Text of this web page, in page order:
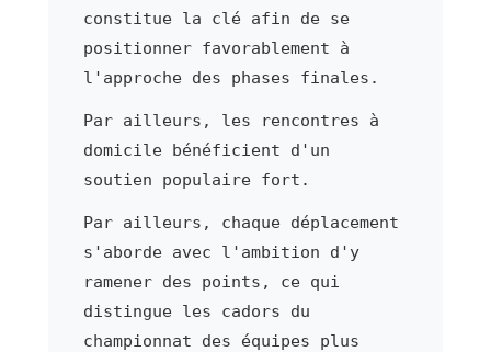
constitue la clé afin de se
positionner favorablement à
l'approche des phases finales.
Par ailleurs, les rencontres à
domicile bénéficient d'un
soutien populaire fort.
Par ailleurs, chaque déplacement
s'aborde avec l'ambition d'y
ramener des points, ce qui
distingue les cadors du
championnat des équipes plus